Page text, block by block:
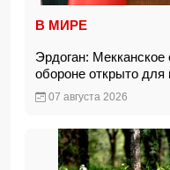
В МИРЕ
Эрдоган: Мекканское
обороне открыто для
07 августа 2026